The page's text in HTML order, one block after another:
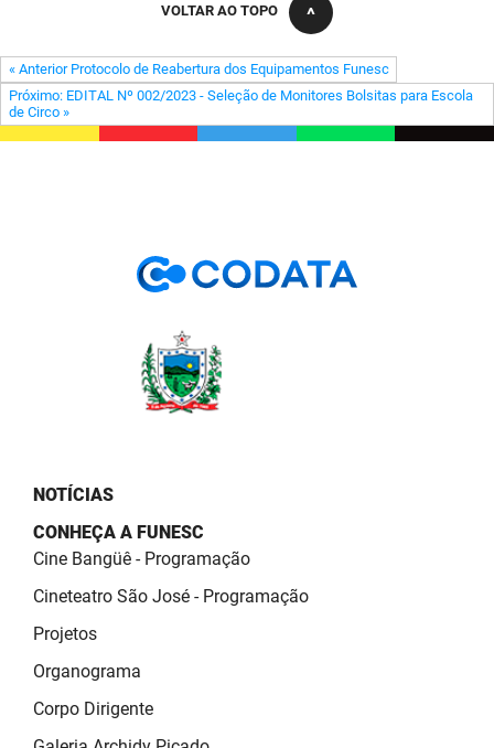
Procuradoria Geral do Estado
Representação Institucional
Turismo e Desenvolvimento Econômico
FUNESC
IMEQ
PB Saúde
Projeto Cooperar
VOLTAR AO TOPO
« Anterior Protocolo de Reabertura dos Equipamentos Funesc
Próximo: EDITAL Nº 002/2023 - Seleção de Monitores Bolsitas para Escola
de Circo »
NOTÍCIAS
CONHEÇA A FUNESC
Cine Bangüê - Programação
Cineteatro São José - Programação
Projetos
Organograma
Corpo Dirigente